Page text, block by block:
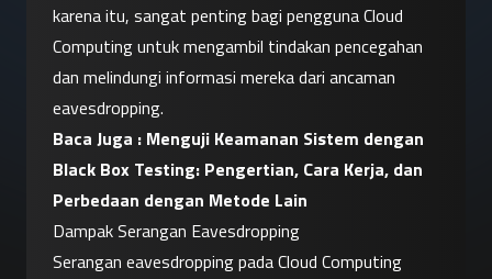
karena itu, sangat penting bagi pengguna Cloud
Computing untuk mengambil tindakan pencegahan
dan melindungi informasi mereka dari ancaman
eavesdropping.
Baca Juga : Menguji Keamanan Sistem dengan
Black Box Testing: Pengertian, Cara Kerja, dan
Perbedaan dengan Metode Lain
Dampak Serangan Eavesdropping
Serangan eavesdropping pada Cloud Computing